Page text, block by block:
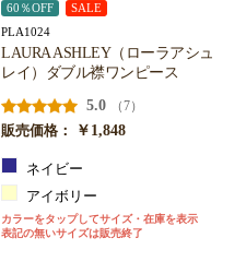
60％OFF SALE
PLA1024
LAURA ASHLEY（ローラアシュ
レイ）ダブル襟ワンピース
5.0
（7）
販売価格：
￥1,848
ネイビー
アイボリー
カラーをタップしてサイズ・在庫を表示
表記の無いサイズは販売終了